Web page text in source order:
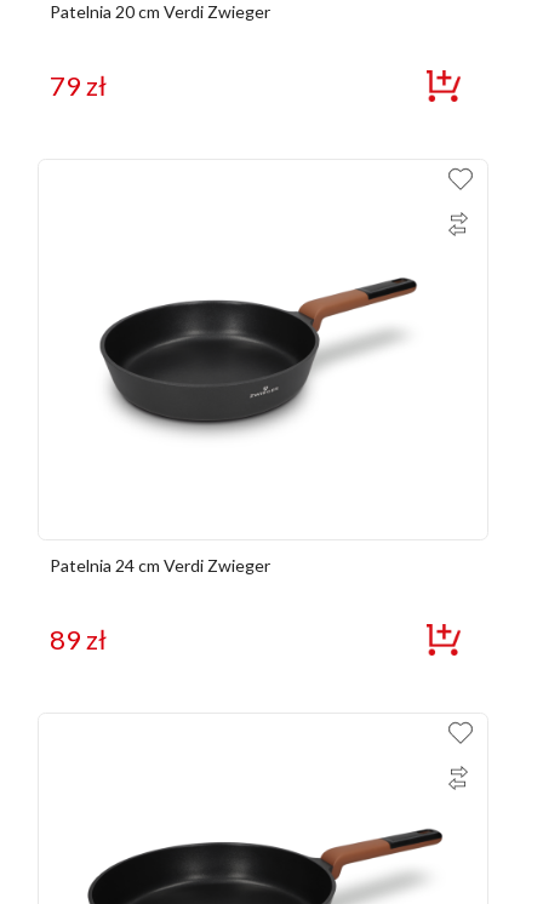
Patelnia 20 cm Verdi Zwieger
79zł
Patelnia 24 cm Verdi Zwieger
89zł